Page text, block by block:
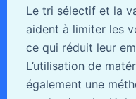
Le tri sélectif et la
aident à limiter les
ce qui réduit leur
L’utilisation de
également une